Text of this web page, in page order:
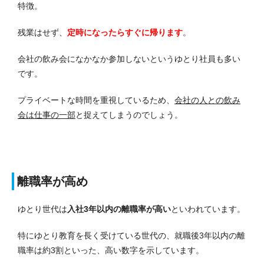
特徴。
残業はせず、 定時になったらすぐに帰ります。
会社の飲み会になかなか参加しないというゆとり社員も多い
です。
プライベートな時間を重視しているため、 会社の人との飲み
会は仕事の一部と捉えてしまうのでしょう。
離職率が高め
ゆとり世代は 入社3年以内の離職率が高いといわれています。
特にゆとり教育を長く受けている世代の、就職後3年以内の離
職率は約3割といった、高い数字を示しています。